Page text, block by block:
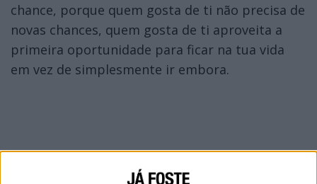
chance, porque quem gosta de ti não precisa de
novas chances, quem gosta de ti aproveita a
primeira oportunidade para ficar na tua vida
em vez de simplesmente ir embora.